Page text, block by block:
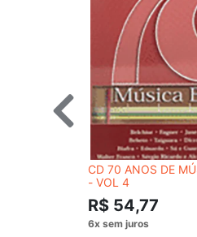
CD 70 ANOS DE
- VOL 4
R$ 54,77